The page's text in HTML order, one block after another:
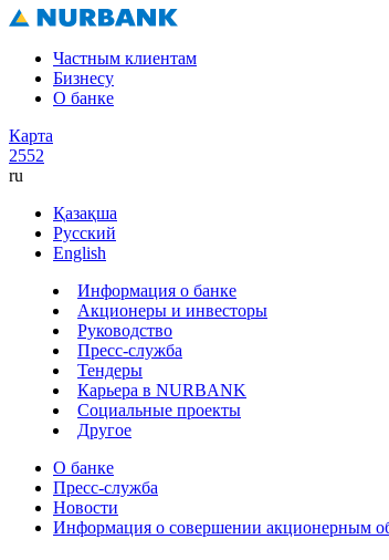
Частным клиентам
Бизнесу
О банке
Карта
2552
ru
Қазақша
Русский
English
Информация о банке
Акционеры и инвесторы
Руководство
Пресс-служба
Тендеры
Карьера в NURBANK
Социальные проекты
Другое
О банке
Пресс-служба
Новости
Информация о совершении акционерным